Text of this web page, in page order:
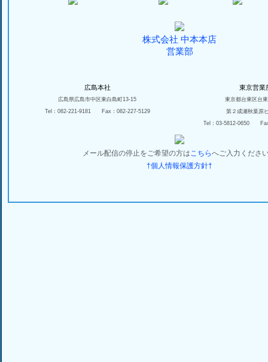
株式会社 中本本店
営業部
広島本社
広島県広島市中区東白島町13-15
Tel：082-221-9181 Fax：082-227-5129
東京営業
東京都台東区台
第２成瀬秋葉原
Tel：03-5812-0650 Fax
メール配信の停止をご希望の方はこちらへご入力くださ
†個人情報保護方針†